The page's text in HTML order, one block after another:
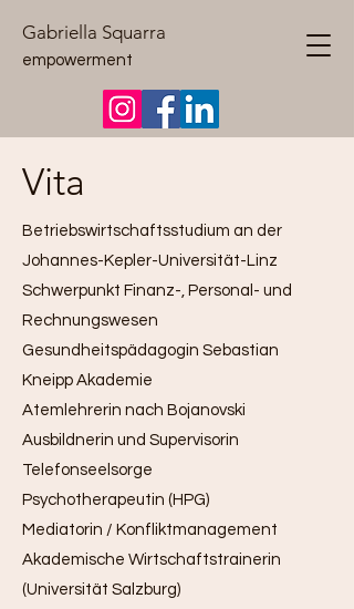
Gabriella Squarra
empowerment
Vita
Betriebswirtschaftsstudium an der
Johannes-Kepler-Universität-Linz
Schwerpunkt Finanz-, Personal- und
Rechnungswesen
Gesundheitspädagogin Sebastian
Kneipp Akademie
Atemlehrerin nach Bojanovski
Ausbildnerin und Supervisorin
Telefonseelsorge
Psychotherapeutin (HPG)
Mediatorin / Konfliktmanagement
Akademische Wirtschaftstrainerin
(Universität Salzburg)